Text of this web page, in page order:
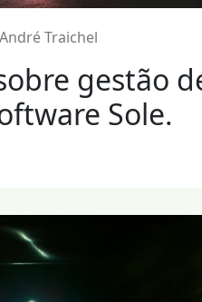
Traichel
gestão
Sole.